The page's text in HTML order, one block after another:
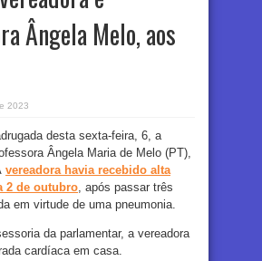
Ângela Melo, aos
2023
desta sexta-feira, 6, a
Ângela Maria de Melo (PT),
vereadora havia recebido alta
2 de outubro, após passar três
em virtude de uma pneumonia.
da parlamentar, a vereadora
cardíaca em casa.